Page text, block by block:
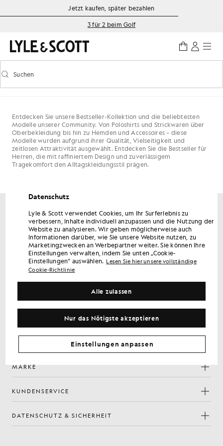
Zum Hauptinhalt springen
Informationen zur Barrierefreiheit
Jetzt kaufen, später bezahlen
3 für 2 beim Golf
Vorausschauende Suche ein-/ausschalten
Suchen
Entdecken Sie unsere Bestseller-Kollektion und die beliebtesten
Modelle unserer Community. Von Poloshirts und Strickwaren über
Oberbekleidung bis hin zu Hemden und Accessoires – diese
Modelle wurden aufgrund ihrer Qualität, Vielseitigkeit und
zeitlosen Attraktivität ausgewählt. Entdecken Sie die Bestseller für
Herren, die mit raffiniertem Design und zuverlässigem
Tragekomfort den Alltagskleidungsstil prägen.
Erhalten Sie 15 % Rabatt auf Ihre erste Bestellung
Melden Sie sich an, um exklusive Angebote für Mitglieder,
Vorabzugang und Prämien zu erhalten.
E-Mail-Adresse Anmelden
Mit Ihrer Anmeldung bestätigen Sie, dass Sie unsere
Cookie-Einstellungen
Facebook
Instagram
YouTube
TikTok
MARKE
KUNDENSERVICE
DATENSCHUTZ & SICHERHEIT
Datenschutz
Lyle & Scott verwendet Cookies, um Ihr Surferlebnis zu
verbessern, Inhalte individuell anzupassen und die Nutzung der
Website zu analysieren. Wir geben möglicherweise auch
Informationen darüber, wie Sie unsere Website nutzen, zu
Marketingzwecken an Werbepartner weiter. Sie können Ihre
Einstellungen verwalten, indem Sie unten „Cookie-
Einstellungen“ auswählen. Lesen Sie hier unsere vollständige
Cookie-Richtlinie
Nur das Nötigste akzeptieren
Alle zulassen
Einstellungen anpassen